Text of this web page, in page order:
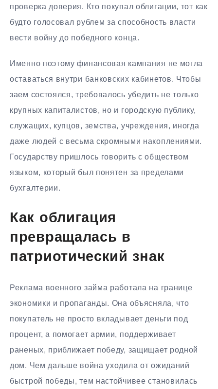
проверка доверия. Кто покупал облигации, тот как
будто голосовал рублем за способность власти
вести войну до победного конца.
Именно поэтому финансовая кампания не могла
оставаться внутри банковских кабинетов. Чтобы
заем состоялся, требовалось убедить не только
крупных капиталистов, но и городскую публику,
служащих, купцов, земства, учреждения, иногда
даже людей с весьма скромными накоплениями.
Государству пришлось говорить с обществом
языком, который был понятен за пределами
бухгалтерии.
Как облигация
превращалась в
патриотический знак
Реклама военного займа работала на границе
экономики и пропаганды. Она объясняла, что
покупатель не просто вкладывает деньги под
процент, а помогает армии, поддерживает
раненых, приближает победу, защищает родной
дом. Чем дальше война уходила от ожиданий
быстрой победы, тем настойчивее становилась